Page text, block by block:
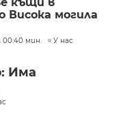
Висока могила
00:40 мин. У нас
Има